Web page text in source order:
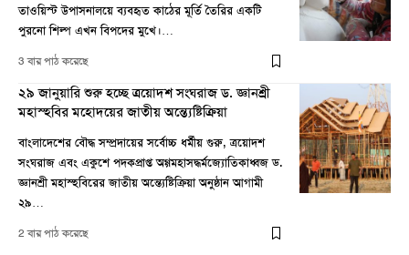
তাওয়িস্ট উপাসনালয়ে ব্যবহৃত কাঠের মূর্তি তৈরির একটি
পুরনো শিল্প এখন বিপদের মুখে।…
3 বার পাঠ করেছে
২৯ জানুয়ারি শুরু হচ্ছে ত্রয়োদশ সংঘরাজ ড. জ্ঞানশ্রী
মহাস্হবির মহোদয়ের জাতীয় অন্ত্যেষ্টিক্রিয়া
বাংলাদেশের বৌদ্ধ সম্প্রদায়ের সর্বোচ্চ ধর্মীয় গুরু, ত্রয়োদশ
সংঘরাজ এবং একুশে পদকপ্রাপ্ত অগ্গমহাসদ্ধর্মজ্যোতিকাধ্বজ ড.
জ্ঞানশ্রী মহাস্হবিরের জাতীয় অন্ত্যেষ্টিক্রিয়া অনুষ্ঠান আগামী
২৯…
2 বার পাঠ করেছে